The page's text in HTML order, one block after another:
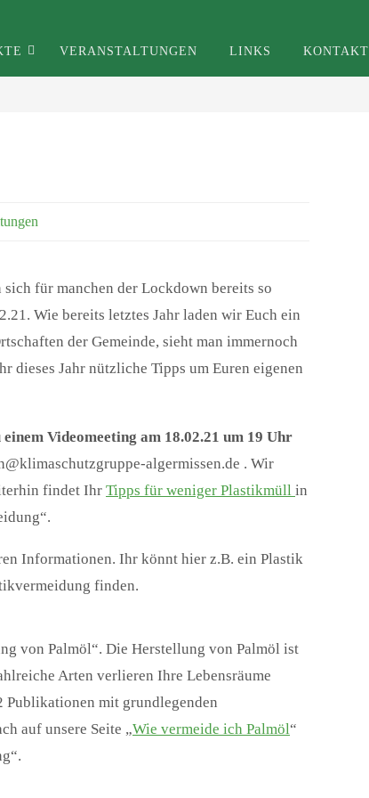
Algermissen
VERANSTALTUNGEN LINKS KONTAKT
für manchen der Lockdown bereits so
Wie bereits letztes Jahr laden wir Euch ein
der Gemeinde, sieht man immernoch
dieses Jahr nützliche Tipps um Euren eigenen
Videomeeting am 18.02.21 um 19 Uhr
algermissen.de . Wir
findet Ihr Tipps für weniger Plastikmüll in
Informationen. Ihr könnt hier z.B. ein Plastik
finden.
von Palmöl“. Die Herstellung von Palmöl ist
Arten verlieren Ihre Lebensräume
Publikationen mit grundlegenden
auf unsere Seite „Wie vermeide ich Palmöl“